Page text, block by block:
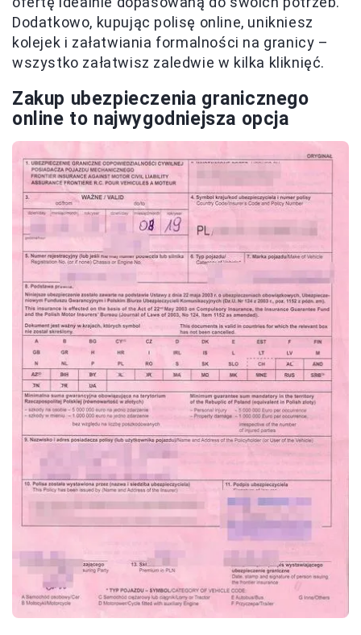
Dodatkowo, kupując polisę online, unikniesz
kolejek i załatwiania formalności na granicy –
wszystko załatwisz zaledwie w kilka kliknięć.
Zakup ubezpieczenia granicznego
online to najwygodniejsza opcja